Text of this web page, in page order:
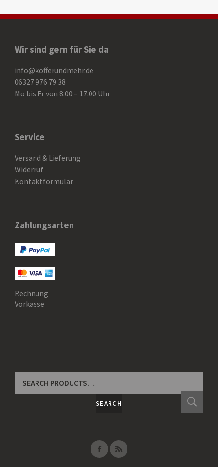
Wir sind gern für Sie da
info@kofferundmehr.de
06327 976 79 38
Mo bis Fr von 8.00 – 17.00 Uhr
Service
Versand & Lieferung
Widerruf
Kontaktformular
Zahlungsarten
Rechnung
Vorkasse
SEARCH
FOR:
SEARCH